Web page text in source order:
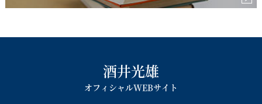
酒井光雄
オフィシャルWEBサイト